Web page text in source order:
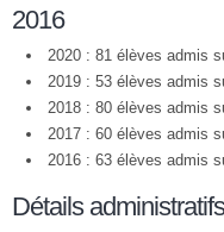
2016
2020 : 81 élèves admis
2019 : 53 élèves admis
2018 : 80 élèves admis
2017 : 60 élèves admis
2016 : 63 élèves admis
Détails